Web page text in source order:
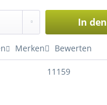
In den
Merken Bewerten
11159